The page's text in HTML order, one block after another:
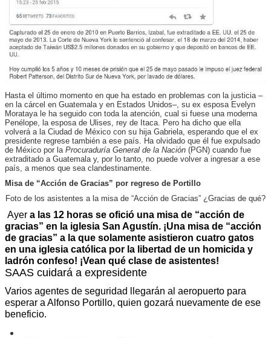
Hasta el último momento en que ha estado en problemas con la justicia –
en la cárcel en Guatemala y en Estados Unidos–, su ex esposa Evelyn
Morataya le ha seguido con toda la atención, cual si fuese una moderna
Penélope, la esposa de Ulises, rey de Itaca. Pero ha dicho que ella
volverá a la Ciudad de México con su hija Gabriela, esperando que el ex
presidente regrese también a ese país. Ha olvidado que él fue expulsado
de México por la Procuraduría General de la Nación (PGN) cuando fue
extraditado a Guatemala y, por lo tanto, no puede volver a ingresar a ese
país, a menos que sea clandestinamente.
Misa de “Acción de Gracias” por regreso de Portillo
Foto de los asistentes a la misa de “Acción de Gracias” ¿Gracias de qué?
Ayer a las 12 horas se ofició una misa de “acción de
gracias” en la iglesia San Agustín. ¡Una misa de “acción
de gracias” a la que solamente asistieron cuatro gatos
en una iglesia católica por la libertad de un homicida y
ladrón confeso! ¡Vean qué clase de asistentes!
SAAS cuidará a expresidente
Varios agentes de seguridad llegarán al aeropuerto para
esperar a Alfonso Portillo, quien gozará nuevamente de ese
beneficio.